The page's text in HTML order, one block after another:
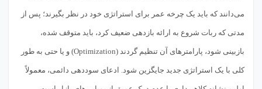
می‌دانند که باید یک چرخه عمر برای استراتژی خود در نظر بگیرند؛ پس از
مدتی که ربات شروع به ارائه بازدهی ضعیف کرد، باید متوقف شده،
بازبینی شود، پارامترهای آن تنظیم گردند (Optimization) و یا حتی به طور
کلی با یک استراتژی جدید جایگزین شود. ادعای سوددهی دائمی، معمولاً